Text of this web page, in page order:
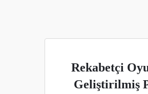
Rekabetçi
Geliştirilmiş